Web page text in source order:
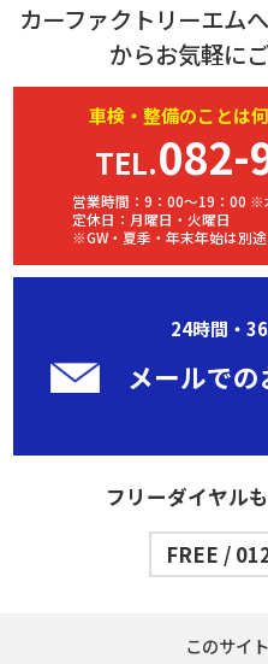
カーファクトリーエム
からお気軽に
車検・ 整備のことは
TEL.082-
営業時間：9：00～19：00
定休日：月曜日・火曜日
※GW・夏季・年末年始は別
24時間・
メールで
フリーダイヤル
FREE /
このサイ